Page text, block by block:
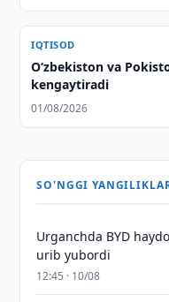
IQTISOD
O‘zbekiston va
kengaytiradi
01/08/2026
SO'NGGI
Urganchda BYD
urib yubordi
12:45 · 10/08